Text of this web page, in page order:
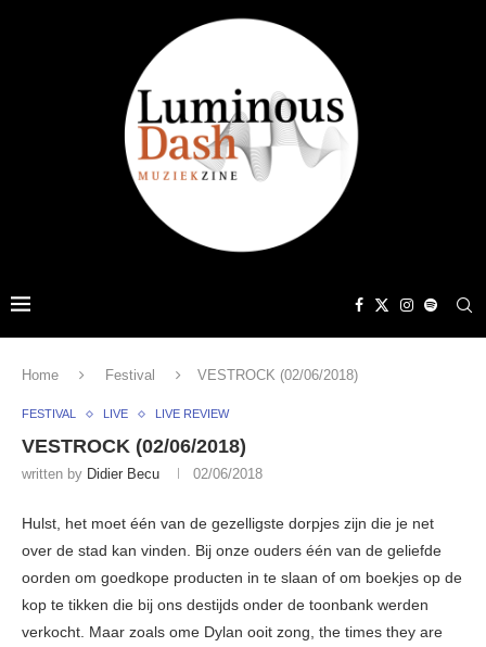
Home Festival VESTROCK (02/06/2018)
FESTIVAL LIVE LIVE REVIEW
VESTROCK (02/06/2018)
written by Didier Becu 02/06/2018
Hulst, het moet één van de gezelligste dorpjes zijn die je net
over de stad kan vinden. Bij onze ouders één van de geliefde
oorden om goedkope producten in te slaan of om boekjes op de
kop te tikken die bij ons destijds onder de toonbank werden
verkocht. Maar zoals ome Dylan ooit zong, the times they are